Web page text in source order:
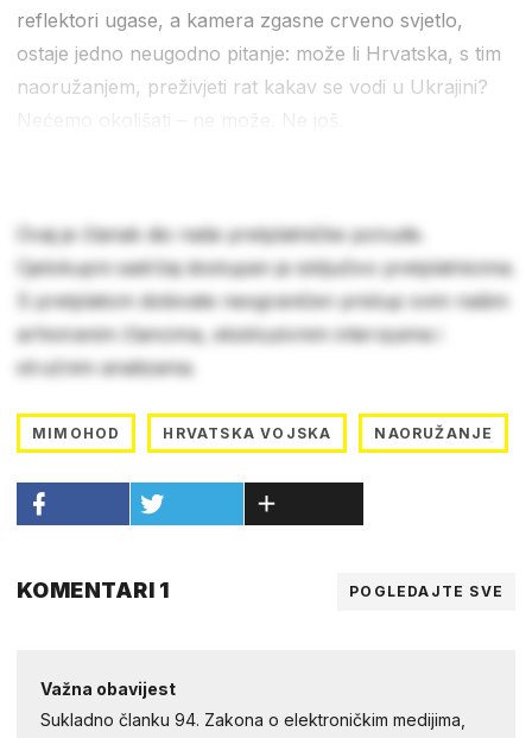
reflektori ugase, a kamera zgasne crveno svjetlo,
ostaje jedno neugodno pitanje: može li Hrvatska, s tim
naoružanjem, preživjeti rat kakav se vodi u Ukrajini?
Ovaj je članak dio naše pretplatničke ponude.
Cjelokupni sadržaj dostupan je isključivo pretplatnicima.
S pretplatom dobivate neograničen pristup svim našim
arhiviranim člancima, ekskluzivnim intervjuima i
stručnim analizama.
MIMOHOD HRVATSKA VOJSKA NAORUŽANJE
KOMENTARI 1 POGLEDAJTE SVE
Važna obavijest
Sukladno članku 94. Zakona o elektroničkim medijima,